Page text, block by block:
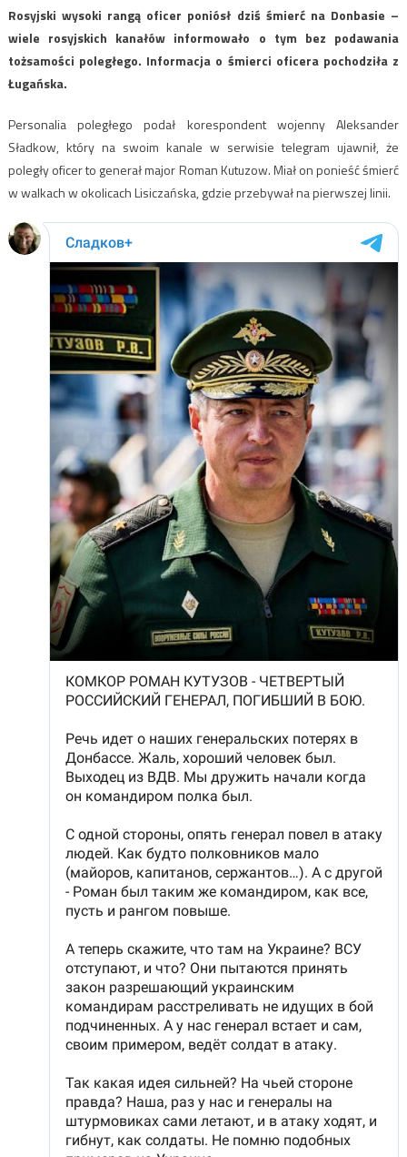
Rosyjski wysoki rangą oficer poniósł dziś śmierć na Donbasie –
wiele rosyjskich kanałów informowało o tym bez podawania
tożsamości poległego. Informacja o śmierci oficera pochodziła z
Ługańska.
Personalia poległego podał korespondent wojenny Aleksander
Sładkow, który na swoim kanale w serwisie telegram ujawnił, że
poległy oficer to generał major Roman Kutuzow. Miał on ponieść śmierć
w walkach w okolicach Lisiczańska, gdzie przebywał na pierwszej linii.